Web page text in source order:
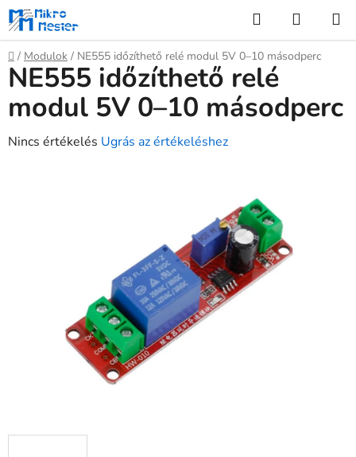
Ugrás
fő
tartalomhoz
KeresésKOSÁR
Kezdőlap
/ Modulok / NE555 időzíthető relé modul 5V 0–10 másodperc
NE555 időzíthető relé
modul 5V 0–10 másodperc
A
Nincs értékelés Ugrás az értékeléshez